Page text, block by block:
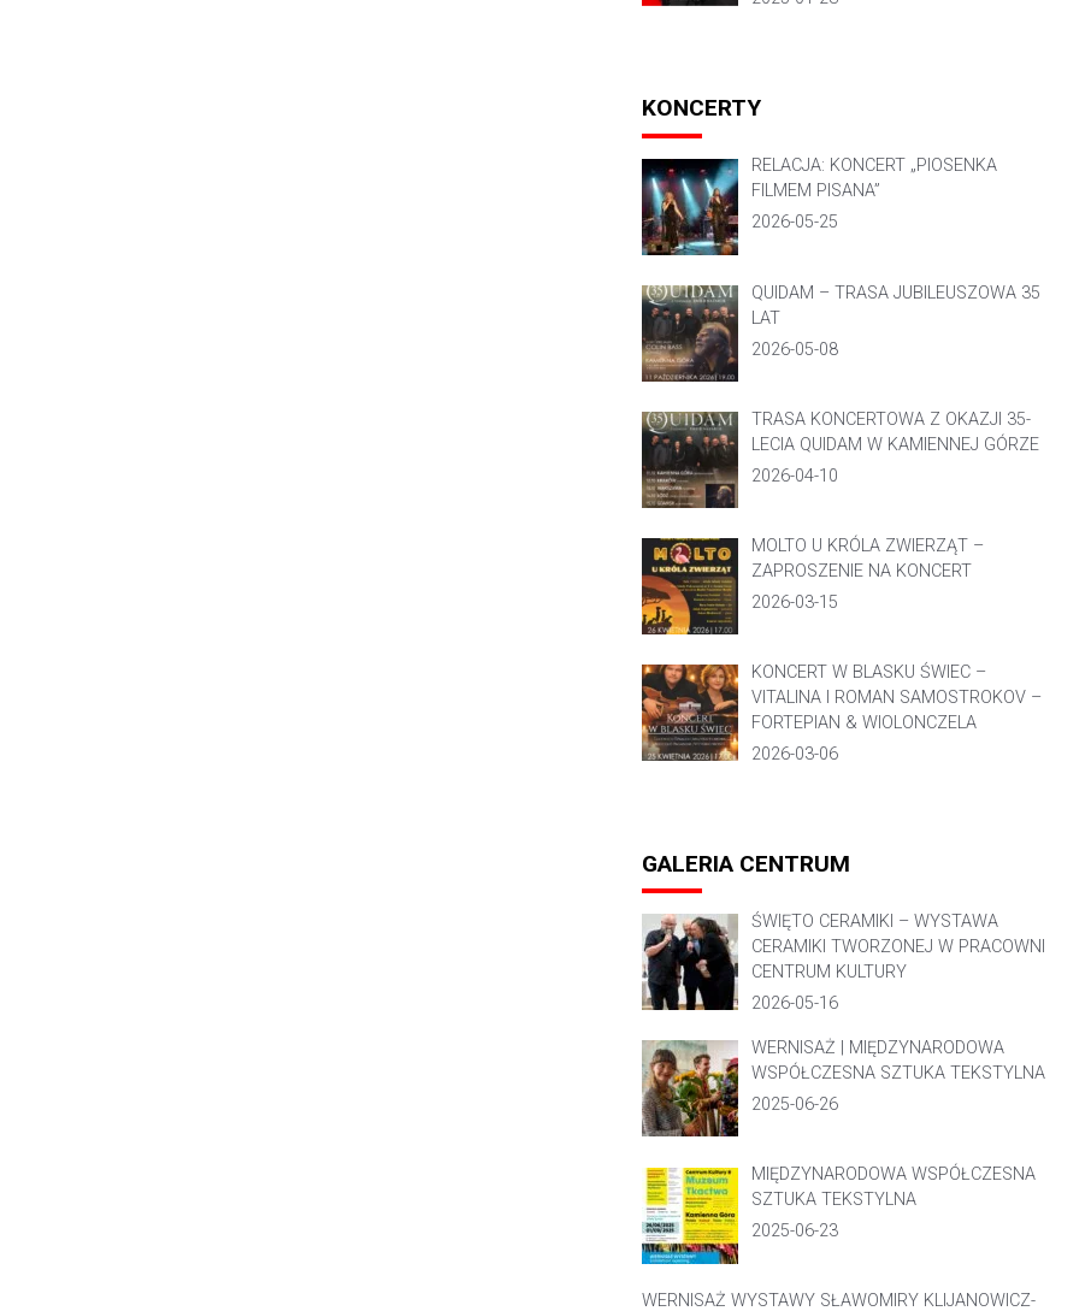
KONCERTY
RELACJA: KONCERT „PIOSENKA
FILMEM PISANA”
2026-05-25
QUIDAM – TRASA JUBILEUSZOWA 35
LAT
2026-05-08
TRASA KONCERTOWA Z OKAZJI 35-
LECIA QUIDAM W KAMIENNEJ GÓRZE
2026-04-10
MOLTO U KRÓLA ZWIERZĄT –
ZAPROSZENIE NA KONCERT
2026-03-15
KONCERT W BLASKU ŚWIEC –
VITALINA I ROMAN SAMOSTROKOV –
FORTEPIAN & WIOLONCZELA
2026-03-06
GALERIA CENTRUM
ŚWIĘTO CERAMIKI – WYSTAWA
CERAMIKI TWORZONEJ W PRACOWNI
CENTRUM KULTURY
2026-05-16
WERNISAŻ | MIĘDZYNARODOWA
WSPÓŁCZESNA SZTUKA TEKSTYLNA
2025-06-26
MIĘDZYNARODOWA WSPÓŁCZESNA
SZTUKA TEKSTYLNA
2025-06-23
WERNISAŻ WYSTAWY SŁAWOMIRY KLIJANOWICZ-